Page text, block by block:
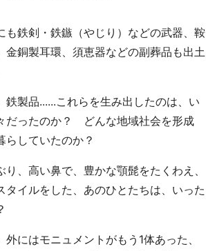
も鉄剣・鉄鏃（やじり）などの武器、鞍
金銅製耳環、須恵器などの副葬品も出土
鉄製品......これらを生み出したのは、い
だったのか？ どんな地域社会を形成
らしていたのか？
、高い鼻で、豊かな顎髭をたくわえ、
タイルをした、あのひとたちは、いった
にはモニュメントがもう1体あった、